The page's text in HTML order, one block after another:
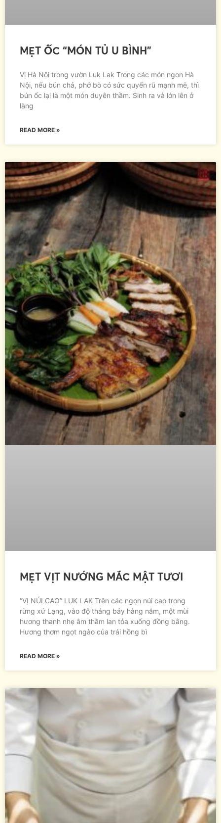
MẸT ỐC “MÓN TỦ U BÌNH”
Vị Hà Nội trong vườn Luk Lak Trong các món ngon Hà
Nội, nếu bún chả, phở bò có sức quyến rũ mạnh mẽ, thì
bún ốc lại là một món duyên thầm. Sinh ra và lớn lên ở
làng
READ MORE »
MẸT VỊT NƯỚNG MẮC MẬT TƯƠI
“VỊ NÚI CAO” LUK LAK Trên các ngọn núi cao trong
rừng xứ Lạng, vào độ tháng bảy hàng năm, một mùi
hương thanh nhẹ âm thầm lan tỏa xuống đồng bằng.
Hương thơm ngọt ngào của trái hồng bì
READ MORE »